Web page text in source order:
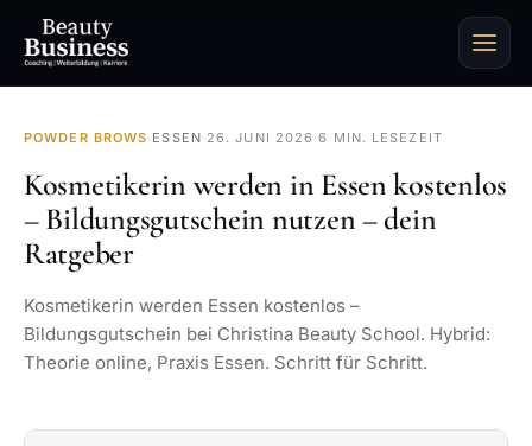
POWDER BROWS· ESSEN· 26. JUNI 2026 ·6 MIN. LESEZEIT
Kosmetikerin werden in Essen kostenlos
– Bildungsgutschein nutzen – dein
Ratgeber
Kosmetikerin werden Essen kostenlos –
Bildungsgutschein bei Christina Beauty School. Hybrid:
Theorie online, Praxis Essen. Schritt für Schritt.